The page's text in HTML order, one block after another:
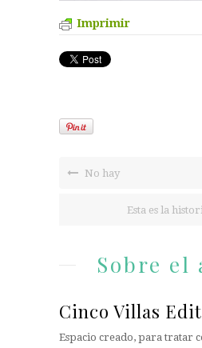
Imprimir
No hay
Esta es la
Sobre el
Cinco Villas
Espacio creado, para tratar